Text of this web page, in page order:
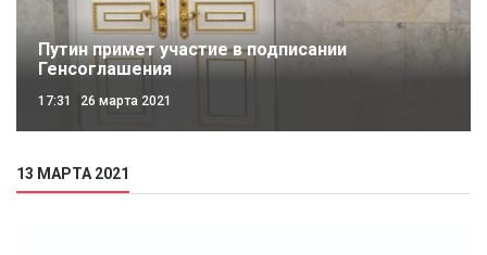
Путин примет участие в подписании
Генсоглашения
17:31 26 марта 2021
13 МАРТА 2021